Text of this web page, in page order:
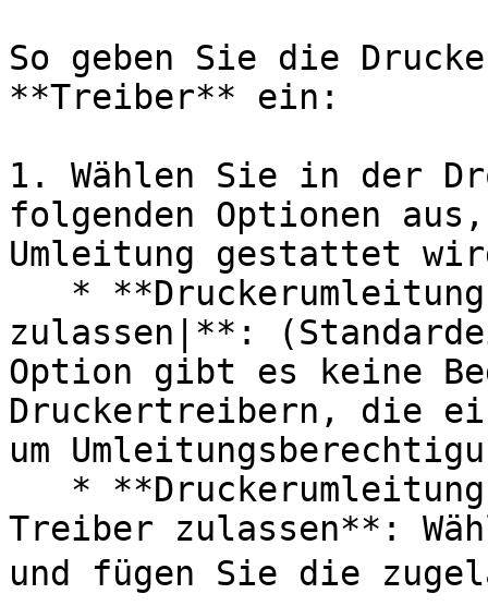
So geben Sie die
**Treiber** ein:
1. Wählen Sie in der
folgenden Optionen
Umleitung gestattet
zulassen|**:
Option gibt es keine
Druckertreibern, die
um
Treiber zulassen**:
und fügen Sie die